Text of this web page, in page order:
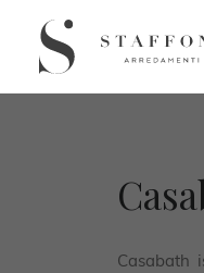
Casabath